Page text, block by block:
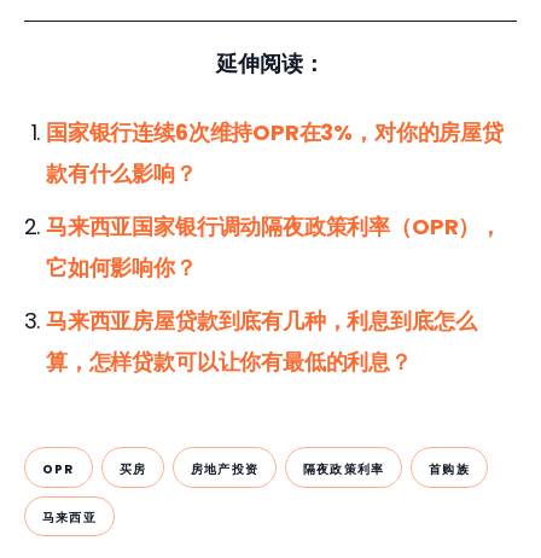
延伸阅读：
国家银行连续6次维持OPR在3%，对你的房屋贷
款有什么影响？
马来西亚国家银行调动隔夜政策利率（OPR），
它如何影响你？
马来西亚房屋贷款到底有几种，利息到底怎么
算，怎样贷款可以让你有最低的利息？
OPR 买房 房地产投资 隔夜政策利率 首购族
马来西亚